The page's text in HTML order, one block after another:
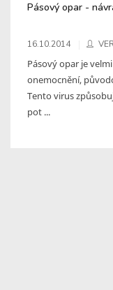
Pásový opar -
16.10.2014
Pásový opar je
onemocnění,
Tento virus
pot ...